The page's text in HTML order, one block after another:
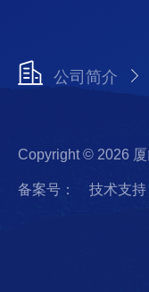
公司简介
Copyright © 2026
备案号： 技术支持